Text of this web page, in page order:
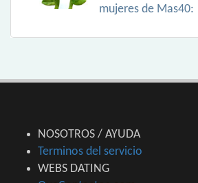
mujeres de Mas40:
NOSOTROS / AYUDA
Terminos del servicio
WEBS DATING